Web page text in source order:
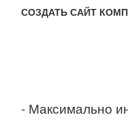
СОЗДАТЬ САЙТ
- Максимально